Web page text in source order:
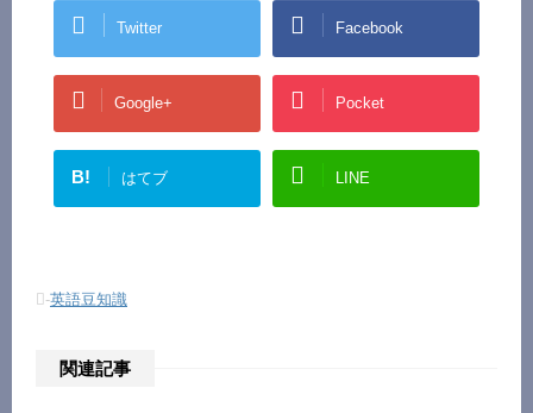
Twitter Facebook
Google+ Pocket
B! はてブ LINE
-英語豆知識
関連記事